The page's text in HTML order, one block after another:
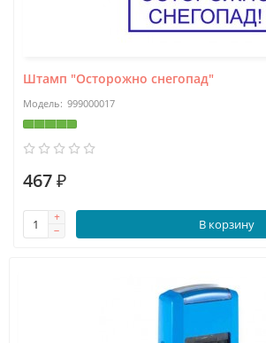
Штамп "Осторожно снегопад"
999000017
467 ₽
В корзину